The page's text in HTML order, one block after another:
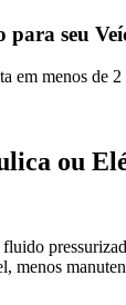
para seu
em menos de
ou
menos